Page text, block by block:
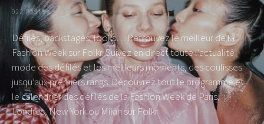
922 POSTS
Défilés, backstages, looks… Retrouvez le meilleur de la
Fashion Week sur Folkr. Suivez en direct toute l’actualité
mode des défilés et les meilleurs moments, des coulisses
jusqu’aux premiers rangs. Découvrez tout le programme et
le calendrier des défilés de la Fashion Week de Paris,
Londres, New York ou Milan sur Folkr